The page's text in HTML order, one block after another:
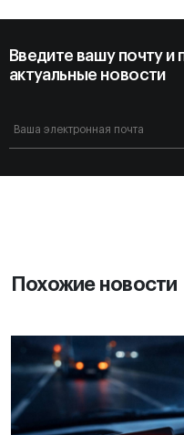
Введите вашу почту и
актуальные новости
Похожие новости